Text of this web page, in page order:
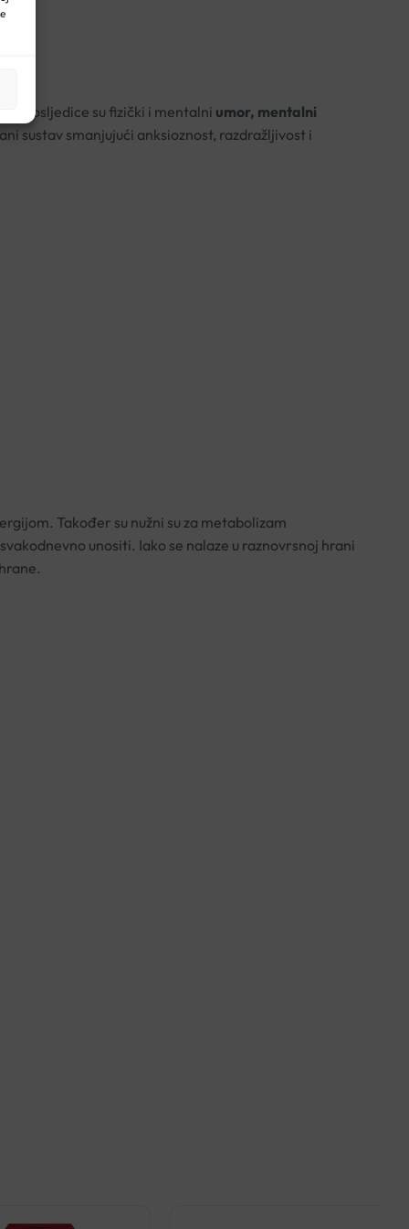
posljedice su fizički i mentalni umor, mentalni
sustav smanjujući anksioznost, razdražljivost i
Također su nužni su za metabolizam
unositi. Iako se nalaze u raznovrsnoj hrani